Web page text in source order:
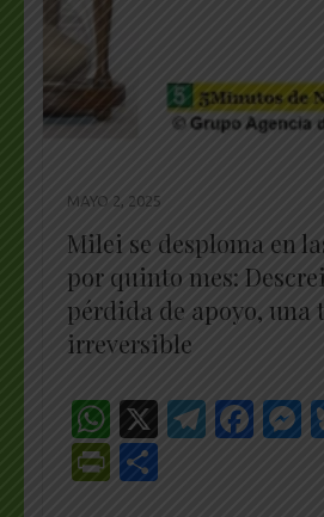
MAYO 2, 2025
Milei se desploma en
por quinto mes:
pérdida de apoyo, una
irreversible
WhatsApp
X
PrintFriendly